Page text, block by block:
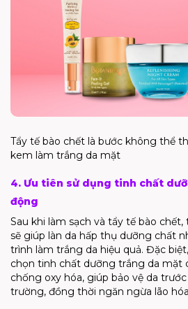
Tẩy tế bào chết là bước không thể
kem làm trắng da mặt
4. Ưu tiên sử dụng tinh chất
động
Sau khi làm sạch và tẩy tế bào
sẽ giúp làn da hấp thụ dưỡng chất
trình làm trắng da hiệu quả. Đặc
chọn tinh chất dưỡng trắng da mặt
chống oxy hóa, giúp bảo vệ da
trường, đồng thời ngăn ngừa lão